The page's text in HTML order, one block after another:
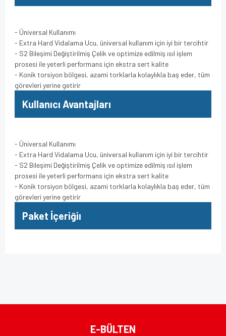
- Üniversal Kullanımı
- Extra Hard Vidalama Ucu, üniversal kullanım için iyi bir tercihtir
- S2 Bileşimi Değiştirilmiş Çelik ve optimize edilmiş ısıl işlem
prosesi ile yeterli performans için ekstra sert kalite
- Konik torsiyon bölgesi, azami torklarla kolaylıkla baş eder, tüm
görevleri yerine getirir
Kullanıcı Avantajları
- Üniversal Kullanımı
- Extra Hard Vidalama Ucu, üniversal kullanım için iyi bir tercihtir
- S2 Bileşimi Değiştirilmiş Çelik ve optimize edilmiş ısıl işlem
prosesi ile yeterli performans için ekstra sert kalite
- Konik torsiyon bölgesi, azami torklarla kolaylıkla baş eder, tüm
görevleri yerine getirir
Paket İçeriğiı
Ürün resmi kalitesiz, bozuk veya görüntülenemiyor.
E-BÜLTEN